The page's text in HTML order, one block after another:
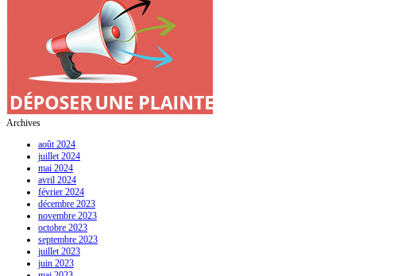
Archives
août 2024
juillet 2024
mai 2024
avril 2024
février 2024
décembre 2023
novembre 2023
octobre 2023
septembre 2023
juillet 2023
juin 2023